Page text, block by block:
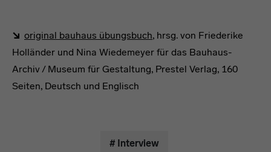
original bauhaus übungsbuch, hrsg. von Friederike
Holländer und Nina Wiedemeyer für das Bauhaus-
Archiv / Museum für Gestaltung, Prestel Verlag, 160
Seiten, Deutsch und Englisch
# Interview